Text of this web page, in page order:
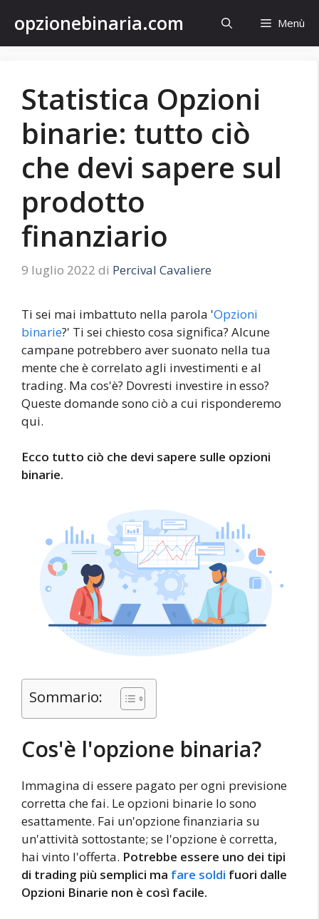
contenuto
opzionebinaria.com Menù
Statistica Opzioni
binarie: tutto ciò
che devi sapere sul
prodotto
finanziario
9 luglio 2022 di Percival Cavaliere
Ti sei mai imbattuto nella parola 'Opzioni
binarie?' Ti sei chiesto cosa significa? Alcune
campane potrebbero aver suonato nella tua
mente che è correlato agli investimenti e al
trading. Ma cos'è? Dovresti investire in esso?
Queste domande sono ciò a cui risponderemo
qui.
Ecco tutto ciò che devi sapere sulle opzioni
binarie.
Sommario:
Cos'è l'opzione binaria?
Immagina di essere pagato per ogni previsione
corretta che fai. Le opzioni binarie lo sono
esattamente. Fai un'opzione finanziaria su
un'attività sottostante; se l'opzione è corretta,
hai vinto l'offerta. Potrebbe essere uno dei tipi
di trading più semplici ma fare soldi fuori dalle
Opzioni Binarie non è così facile.